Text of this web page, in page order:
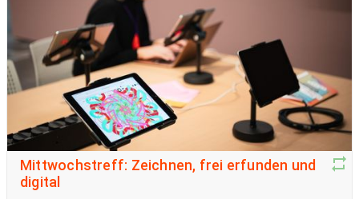
Mittwochstreff: Zeichnen, frei erfunden und
digital